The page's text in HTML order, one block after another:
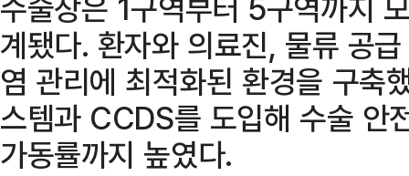
계됐다. 환자와 의료진, 물류 공
염 관리에 최적화된 환경을 구축
스템과 CCDS를 도입해 수술 안
가동률까지 높였다.